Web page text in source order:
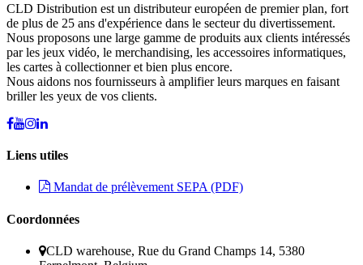
CLD Distribution est un distributeur européen de premier plan, fort
de plus de 25 ans d'expérience dans le secteur du divertissement.
Nous proposons une large gamme de produits aux clients intéressés
par les jeux vidéo, le merchandising, les accessoires informatiques,
les cartes à collectionner et bien plus encore.
Nous aidons nos fournisseurs à amplifier leurs marques en faisant
briller les yeux de vos clients.
Liens utiles
Mandat de prélèvement SEPA (PDF)
Coordonnées
CLD warehouse, Rue du Grand Champs 14, 5380